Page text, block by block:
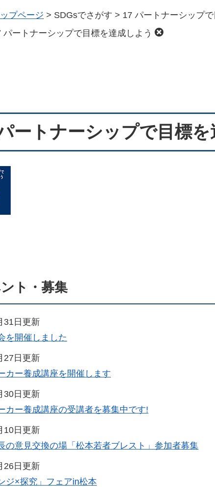
ップページ > SDGsでさがす > 17 パートナーシップ
パートナーシップで目標を達成しよう
ートナーシップで目標を
ト・募集
31日更新
を開催しました
27日更新
カー養成講座を開催します
30日更新
カー養成講座の受講者を募集中です!
10日更新
の意見交換の場「松本若者ブレスト」参加者募集
26日更新
ジ×探究」フェアin松本